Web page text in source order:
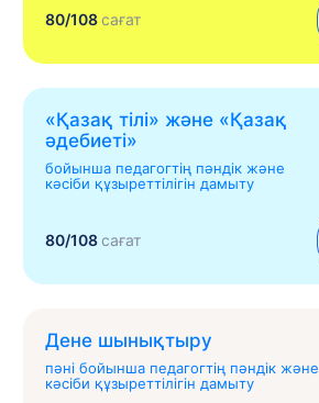
80/108сағат
«Қазақ тілі» жəне «Қазақ
əдебиеті»
бойынша педагогтің пәндік және
кәсіби құзыреттілігін дамыту
80/108сағат
Дене шынықтыру
пәні бойынша педагогтің пәндік және
кәсіби құзыреттілігін дамыту